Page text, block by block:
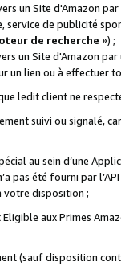
un Site d'Amazon
service de publicité
de recherche ») ;
un Site d'Amazon
un lien ou à
ledit client ne
suivi ou signalé,
au sein d’une
pas été fourni par
votre disposition ;
aux Primes
(sauf disposition